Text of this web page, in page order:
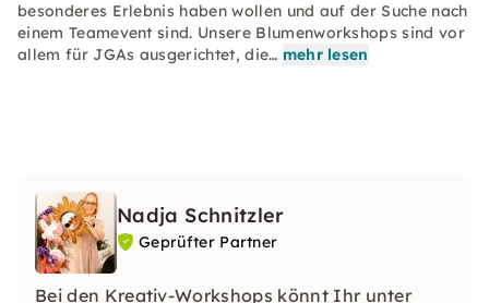
besonderes Erlebnis haben wollen und auf der Suche nach
einem Teamevent sind. Unsere Blumenworkshops sind vor
allem für JGAs ausgerichtet, die… mehr lesen
Nadja Schnitzler
Geprüfter Partner
Bei den Kreativ-Workshops könnt Ihr unter